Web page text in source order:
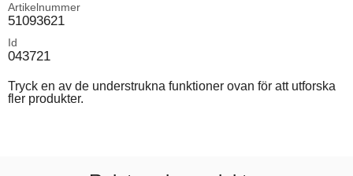
Artikelnummer
51093621
Id
043721
Tryck en av de understrukna funktioner ovan för att utforska
fler produkter.